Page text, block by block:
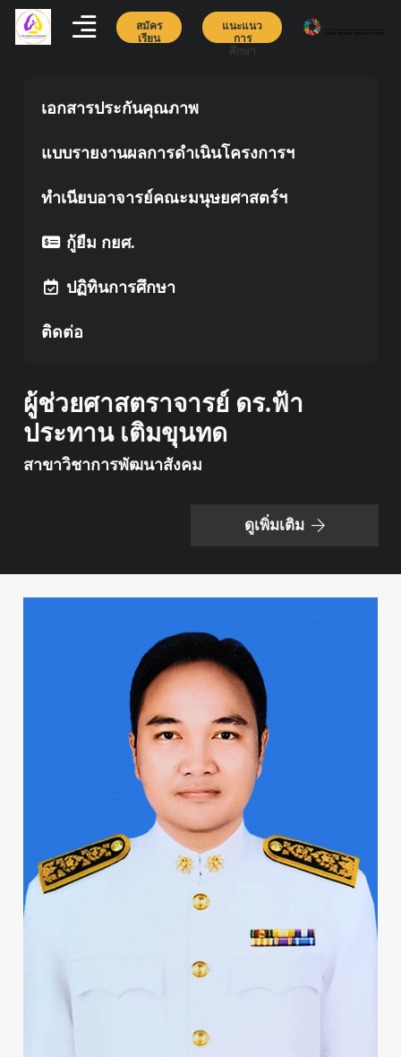
สมัคร
เรียน
แนะแนว
การ
เอกสารประกันคุณภาพ
แบบรายงานผลการดำเนินโครงการฯ
ทำเนียบอาจารย์คณะมนุษยศาสตร์ฯ
กู้ยืม กยศ.
ปฏิทินการศึกษา
ติดต่อ
ผู้ช่วยศาสตราจารย์ ดร.ฟ้า
ประทาน เติมขุนทด
สาขาวิชาการพัฒนาสังคม
ดูเพิ่มเติม